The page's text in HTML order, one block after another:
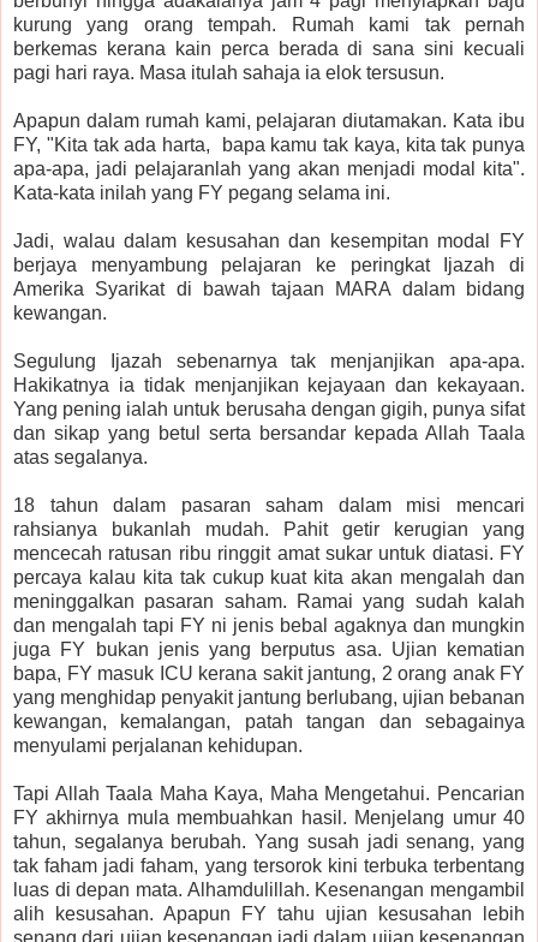
kurung yang orang tempah. Rumah kami tak pernah
berkemas kerana kain perca berada di sana sini kecuali
pagi hari raya. Masa itulah sahaja ia elok tersusun.
Apapun dalam rumah kami, pelajaran diutamakan. Kata ibu
FY, "Kita tak ada harta, bapa kamu tak kaya, kita tak punya
apa-apa, jadi pelajaranlah yang akan menjadi modal kita".
Kata-kata inilah yang FY pegang selama ini.
Jadi, walau dalam kesusahan dan kesempitan modal FY
berjaya menyambung pelajaran ke peringkat Ijazah di
Amerika Syarikat di bawah tajaan MARA dalam bidang
kewangan.
Segulung Ijazah sebenarnya tak menjanjikan apa-apa.
Hakikatnya ia tidak menjanjikan kejayaan dan kekayaan.
Yang pening ialah untuk berusaha dengan gigih, punya sifat
dan sikap yang betul serta bersandar kepada Allah Taala
atas segalanya.
18 tahun dalam pasaran saham dalam misi mencari
rahsianya bukanlah mudah. Pahit getir kerugian yang
mencecah ratusan ribu ringgit amat sukar untuk diatasi. FY
percaya kalau kita tak cukup kuat kita akan mengalah dan
meninggalkan pasaran saham. Ramai yang sudah kalah
dan mengalah tapi FY ni jenis bebal agaknya dan mungkin
juga FY bukan jenis yang berputus asa. Ujian kematian
bapa, FY masuk ICU kerana sakit jantung, 2 orang anak FY
yang menghidap penyakit jantung berlubang, ujian bebanan
kewangan, kemalangan, patah tangan dan sebagainya
menyulami perjalanan kehidupan.
Tapi Allah Taala Maha Kaya, Maha Mengetahui. Pencarian
FY akhirnya mula membuahkan hasil. Menjelang umur 40
tahun, segalanya berubah. Yang susah jadi senang, yang
tak faham jadi faham, yang tersorok kini terbuka terbentang
luas di depan mata. Alhamdulillah. Kesenangan mengambil
alih kesusahan. Apapun FY tahu ujian kesusahan lebih
senang dari ujian kesenangan jadi dalam ujian kesenangan